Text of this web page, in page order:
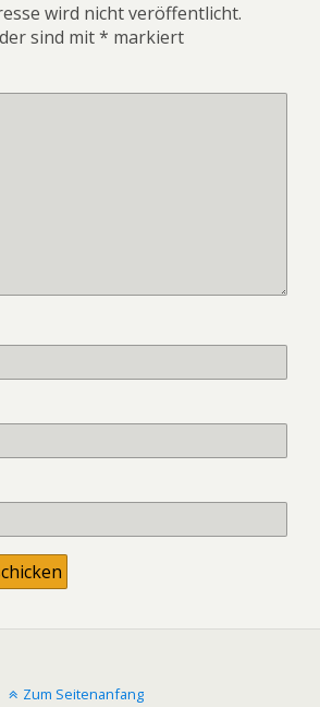
wird nicht veröffentlicht.
sind mit* markiert
Zum Seitenanfang